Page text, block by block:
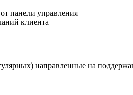
панели управления
клиента
направленные на